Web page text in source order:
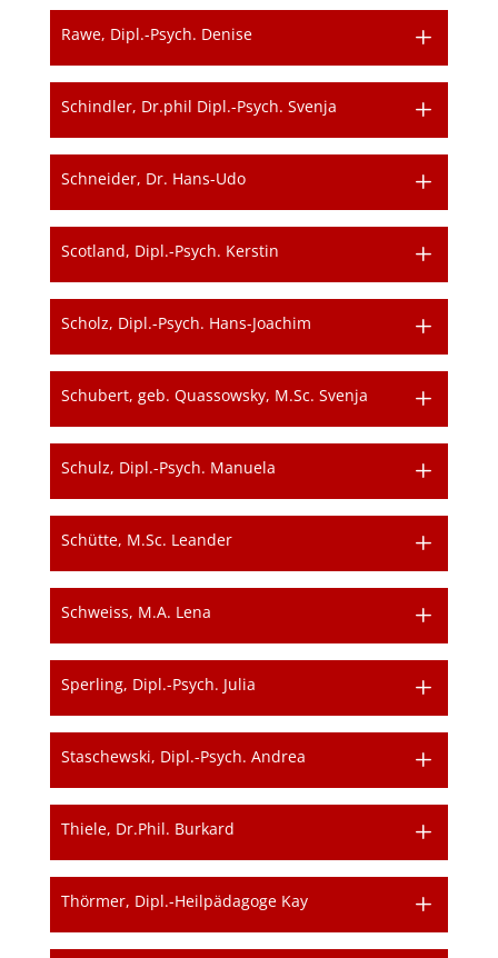
Rawe, Dipl.-Psych. Denise
Schindler, Dr.phil Dipl.-Psych. Svenja
Schneider, Dr. Hans-Udo
Scotland, Dipl.-Psych. Kerstin
Scholz, Dipl.-Psych. Hans-Joachim
Schubert, geb. Quassowsky, M.Sc. Svenja
Schulz, Dipl.-Psych. Manuela
Schütte, M.Sc. Leander
Schweiss, M.A. Lena
Sperling, Dipl.-Psych. Julia
Staschewski, Dipl.-Psych. Andrea
Thiele, Dr.Phil. Burkard
Thörmer, Dipl.-Heilpädagoge Kay